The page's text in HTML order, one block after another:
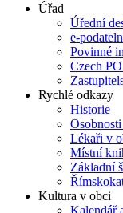
Úřad
Úřední
e-
Povinné
Czech
Rychlé odkazy
Historie
Lékaři v
Místní
Základní
Kultura v obci
Kalendář